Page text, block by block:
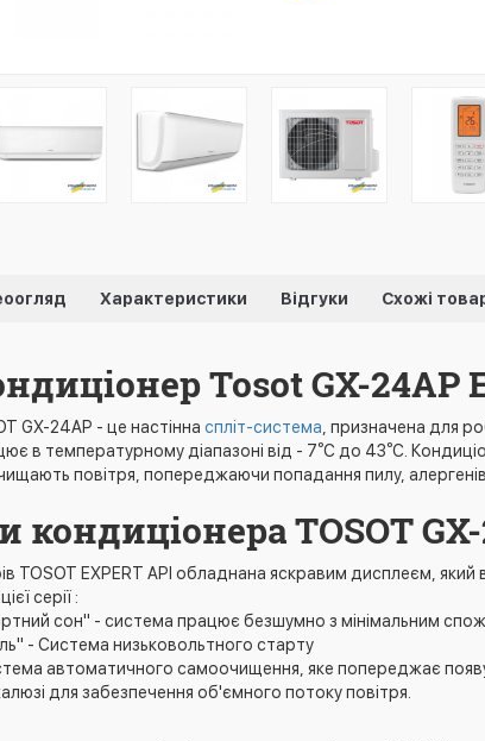
Характеристики Відгуки Схожі
Tosot GX-24AP
GX-24AP - це настінна спліт-система , призначена для
в температурному діапазоні від - 7⁰С до 43⁰С.
повітря, попереджаючи попадання пилу, алергенів
кондиціонера TOSOT
TOSOT EXPERT API обладнана яскравим дисплеєм,
серії :
сон" - система працює безшумно з мінімальним
- Система низьковольтного старту
автоматичного самоочищення, яке попереджає появу
для забезпечення об'ємного потоку повітря.